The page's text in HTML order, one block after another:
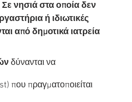
νησιά στα οποία δεν
ή ιδιωτικές
από δημοτικά ιατρεία
δύνανται να
που πραγματοποιείται